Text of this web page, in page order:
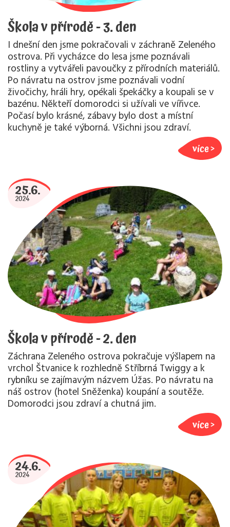
Škola v přírodě - 3. den
I dnešní den jsme pokračovali v záchraně Zeleného
ostrova. Při vycházce do lesa jsme poznávali
rostliny a vytvářeli pavoučky z přírodních materiálů.
Po návratu na ostrov jsme poznávali vodní
živočichy, hráli hry, opékali špekáčky a koupali se v
bazénu. Někteří domorodci si užívali ve vířivce.
Počasí bylo krásné, zábavy bylo dost a místní
kuchyně je také výborná. Všichni jsou zdraví.
více
25.6.
2024
Škola v přírodě - 2. den
Záchrana Zeleného ostrova pokračuje výšlapem na
vrchol Štvanice k rozhledně Stříbrná Twiggy a k
rybníku se zajímavým názvem Úžas. Po návratu na
náš ostrov (hotel Sněženka) koupání a soutěže.
Domorodci jsou zdraví a chutná jim.
více
24.6.
2024